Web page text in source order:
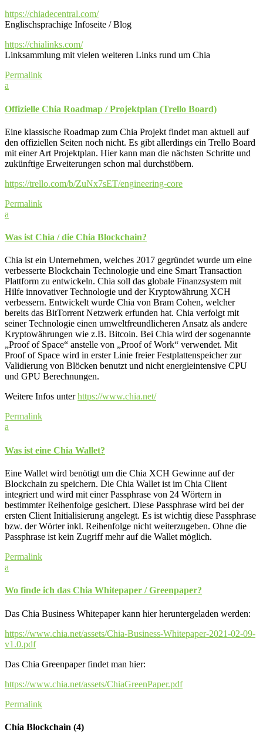
https://chiadecentral.com/
Englischsprachige Infoseite / Blog
https://chialinks.com/
Linksammlung mit vielen weiteren Links rund um Chia
Permalink
a
Offizielle Chia Roadmap / Projektplan (Trello Board)
Eine klassische Roadmap zum Chia Projekt findet man aktuell auf
den offiziellen Seiten noch nicht. Es gibt allerdings ein Trello Board
mit einer Art Projektplan. Hier kann man die nächsten Schritte und
zukünftige Erweiterungen schon mal durchstöbern.
https://trello.com/b/ZuNx7sET/engineering-core
Permalink
a
Was ist Chia / die Chia Blockchain?
Chia ist ein Unternehmen, welches 2017 gegründet wurde um eine
verbesserte Blockchain Technologie und eine Smart Transaction
Plattform zu entwickeln. Chia soll das globale Finanzsystem mit
Hilfe innovativer Technologie und der Kryptowährung XCH
verbessern. Entwickelt wurde Chia von Bram Cohen, welcher
bereits das BitTorrent Netzwerk erfunden hat. Chia verfolgt mit
seiner Technologie einen umweltfreundlicheren Ansatz als andere
Kryptowährungen wie z.B. Bitcoin. Bei Chia wird der sogenannte
„Proof of Space“ anstelle von „Proof of Work“ verwendet. Mit
Proof of Space wird in erster Linie freier Festplattenspeicher zur
Validierung von Blöcken benutzt und nicht energieintensive CPU
und GPU Berechnungen.
Weitere Infos unterhttps://www.chia.net/
Permalink
a
Was ist eine Chia Wallet?
Eine Wallet wird benötigt um die Chia XCH Gewinne auf der
Blockchain zu speichern. Die Chia Wallet ist im Chia Client
integriert und wird mit einer Passphrase von 24 Wörtern in
bestimmter Reihenfolge gesichert. Diese Passphrase wird bei der
ersten Client Initialisierung angelegt. Es ist wichtig diese Passphrase
bzw. der Wörter inkl. Reihenfolge nicht weiterzugeben. Ohne die
Passphrase ist kein Zugriff mehr auf die Wallet möglich.
Permalink
a
Wo finde ich das Chia Whitepaper / Greenpaper?
Das Chia Business Whitepaper kann hier heruntergeladen werden:
https://www.chia.net/assets/Chia-Business-Whitepaper-2021-02-09-
v1.0.pdf
Das Chia Greenpaper findet man hier:
https://www.chia.net/assets/ChiaGreenPaper.pdf
Permalink
Chia Blockchain (4)